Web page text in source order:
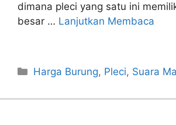
dimana pleci yang satu ini
besar … Lanjutkan Membaca
Categories
Harga Burung, Pleci, Suara